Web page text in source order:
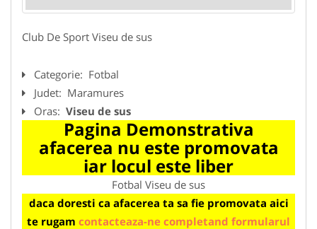
Club De Sport Viseu de sus
Categorie: Fotbal
Judet: Maramures
Oras: Viseu de sus
Pagina Demonstrativa
afacerea nu este promovata
iar locul este liber
Fotbal Viseu de sus
daca doresti ca afacerea ta sa fie promovata aici
te rugam contacteaza-ne completand formularul